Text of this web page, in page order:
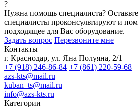
?
Нужна помощь специалиста?
специалисты проконсультируют и
подходящее для Вас оборудование.
Задать вопрос Перезвоните мне
Контакты
г. Краснодар, ул. Яна Полуяна, 2/1
+7 (918) 246-86-84 +7 (861) 220-59-68
azs-kts@mail.ru
kuban_ts@mail.ru
info@azs-kts.ru
Категории